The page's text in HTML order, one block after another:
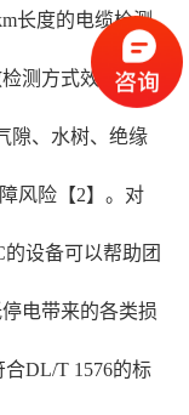
长度的电缆检测
测方式效率提升
隙、水树、绝缘
风险【2】。对
设备可以帮助团
电带来的各类损
DL/T 1576的标